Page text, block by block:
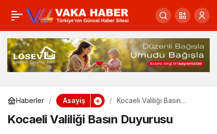
Haberler Asayiş
Kocaeli Valiliği Basın
Kocaeli Valiliği Basın Duyurusu
77 ilde ‘Mengene’ye
sıkıştılar! 33 gözaltı, 650
yakalama
0 Paylaş